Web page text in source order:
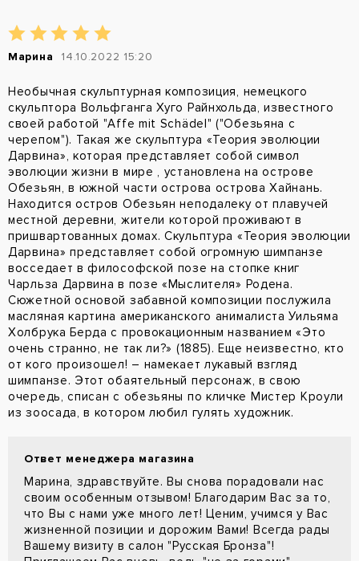
Марина 14.10.2022 15:20
Необычная скульптурная композиция, немецкого
скульптора Вольфганга Хуго Райнхольда, известного
своей работой "Affe mit Schädel" ("Обезьяна с
черепом"). Такая же скульптура «Теория эволюции
Дарвина», которая представляет собой символ
эволюции жизни в мире , установлена на острове
Обезьян, в южной части острова острова Хайнань.
Находится остров Обезьян неподалеку от плавучей
местной деревни, жители которой проживают в
пришвартованных домах. Скульптура «Теория эволюции
Дарвина» представляет собой огромную шимпанзе
восседает в философской позе на стопке книг
Чарльза Дарвина в позе «Мыслителя» Родена.
Сюжетной основой забавной композиции послужила
масляная картина американского анималиста Уильяма
Холбрука Берда с провокационным названием «Это
очень странно, не так ли?» (1885). Еще неизвестно, кто
от кого произошел! – намекает лукавый взгляд
шимпанзе. Этот обаятельный персонаж, в свою
очередь, списан с обезьяны по кличке Мистер Кроули
из зоосада, в котором любил гулять художник.
Ответ менеджера магазина
Марина, здравствуйте. Вы снова порадовали нас
своим особенным отзывом! Благодарим Вас за то,
что Вы с нами уже много лет! Ценим, учимся у Вас
жизненной позиции и дорожим Вами! Всегда рады
Вашему визиту в салон "Русская Бронза"!